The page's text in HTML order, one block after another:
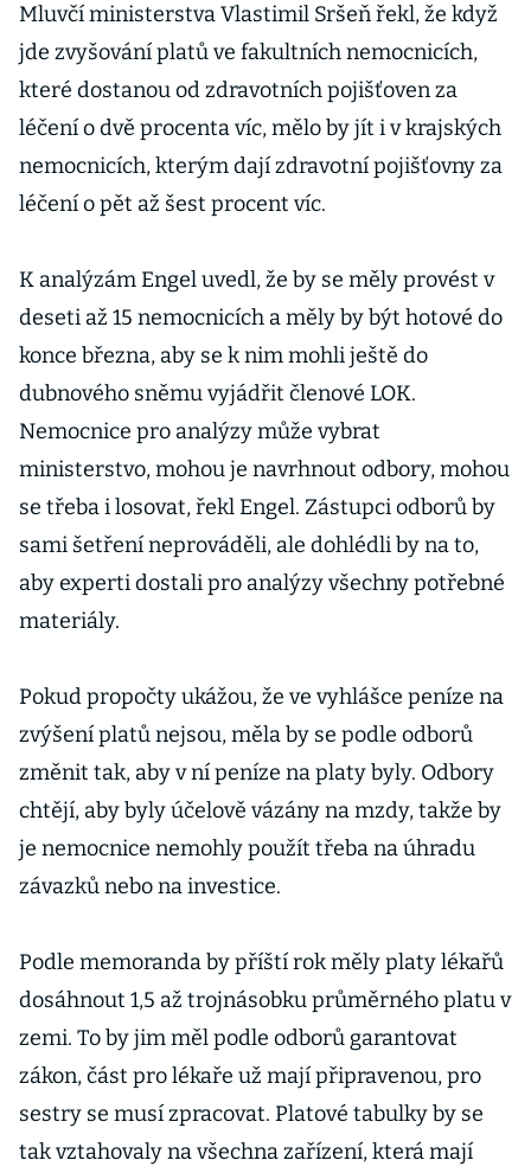
Mluvčí ministerstva Vlastimil Sršeň řekl, že když
jde zvyšování platů ve fakultních nemocnicích,
které dostanou od zdravotních pojišťoven za
léčení o dvě procenta víc, mělo by jít i v krajských
nemocnicích, kterým dají zdravotní pojišťovny za
léčení o pět až šest procent víc.
K analýzám Engel uvedl, že by se měly provést v
deseti až 15 nemocnicích a měly by být hotové do
konce března, aby se k nim mohli ještě do
dubnového sněmu vyjádřit členové LOK.
Nemocnice pro analýzy může vybrat
ministerstvo, mohou je navrhnout odbory, mohou
se třeba i losovat, řekl Engel. Zástupci odborů by
sami šetření neprováděli, ale dohlédli by na to,
aby experti dostali pro analýzy všechny potřebné
materiály.
Pokud propočty ukážou, že ve vyhlášce peníze na
zvýšení platů nejsou, měla by se podle odborů
změnit tak, aby v ní peníze na platy byly. Odbory
chtějí, aby byly účelově vázány na mzdy, takže by
je nemocnice nemohly použít třeba na úhradu
závazků nebo na investice.
Podle memoranda by příští rok měly platy lékařů
dosáhnout 1,5 až trojnásobku průměrného platu v
zemi. To by jim měl podle odborů garantovat
zákon, část pro lékaře už mají připravenou, pro
sestry se musí zpracovat. Platové tabulky by se
tak vztahovaly na všechna zařízení, která mají